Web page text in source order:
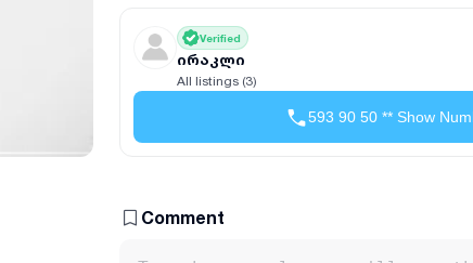
Verified
ირაკლი
All listings (3)
593 90 50 ** Show
Comment